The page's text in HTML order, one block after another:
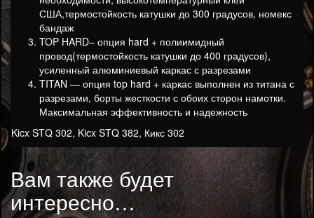
США,термостойкость катушки до 300 градусов, номекс
бандаж
TOP HARD– опция hard + полиимидный
провод(термостойкость катушки до 400 градусов),
усиленный алюминиевый каркас с разрезами
TITAN — опция top hard + каркас выполнен из титана с
разрезами, борты жесткости с обоих сторон намотки.
Максимальная эффективность и надежность
Kicx STQ 302, Kicx STQ 382, Кикс 302
Вам также будет
интересно…